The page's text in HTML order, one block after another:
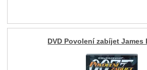
DVD Povolení zabíjet James